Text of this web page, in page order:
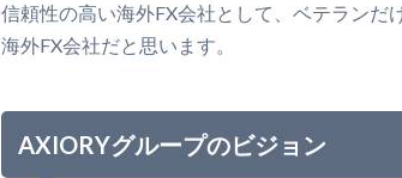
信頼性の高い海外FX会社として、ベテランだ
海外FX会社だと思います。
AXIORYグループのビジョン